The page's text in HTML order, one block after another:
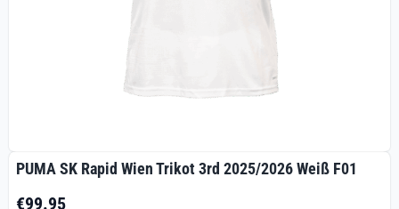
PUMA SK Rapid Wien Trikot 3rd 2025/2026 Weiß F01
€99.95